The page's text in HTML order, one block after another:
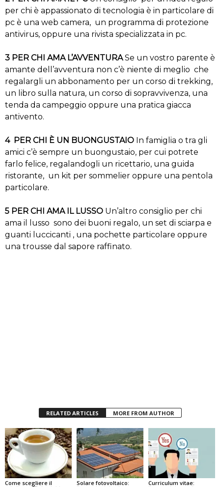
per chi è appassionato di tecnologia è in particolare di
pc è una web camera, un programma di protezione
antivirus, oppure una rivista specializzata in pc.
3 PER CHI AMA L’AVVENTURASe un vostro parente è
amante dell’avventura non c’è niente di meglio che
regalargli un abbonamento per un corso di trekking,
un libro sulla natura, un corso di sopravvivenza, una
tenda da campeggio oppure una pratica giacca
antivento.
4 PER CHI È UN BUONGUSTAIO In famiglia o tra gli
amici c’è sempre un buongustaio, per cui potrete
farlo felice, regalandogli un ricettario, una guida
ristorante, un kit per sommelier oppure una pentola
particolare.
5 PER CHI AMA IL LUSSO Un’altro consiglio per chi
ama il lusso sono dei buoni regalo, un set di sciarpa e
guanti luccicanti , una pochette particolare oppure
una trousse dal sapore raffinato.
RELATED ARTICLES MORE FROM AUTHOR
Come scegliere il
Solare fotovoltaico:
Curriculum vitae: